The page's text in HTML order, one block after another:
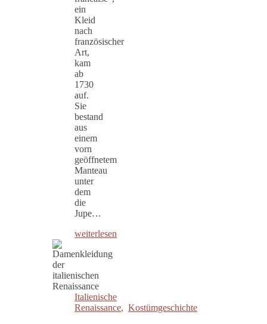
ein
Kleid
nach
französischer
Art,
kam
ab
1730
auf.
Sie
bestand
aus
einem
vorn
geöffnetem
Manteau
unter
dem
die
Jupe…
weiterlesen
Italienische
Renaissance, Kostümgeschichte